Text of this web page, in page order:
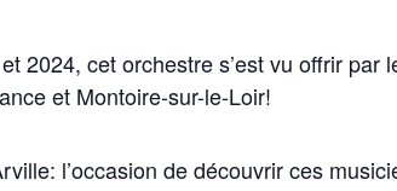
2024, cet orchestre s’est vu offrir par
et Montoire-sur-le-Loir!
l’occasion de découvrir ces